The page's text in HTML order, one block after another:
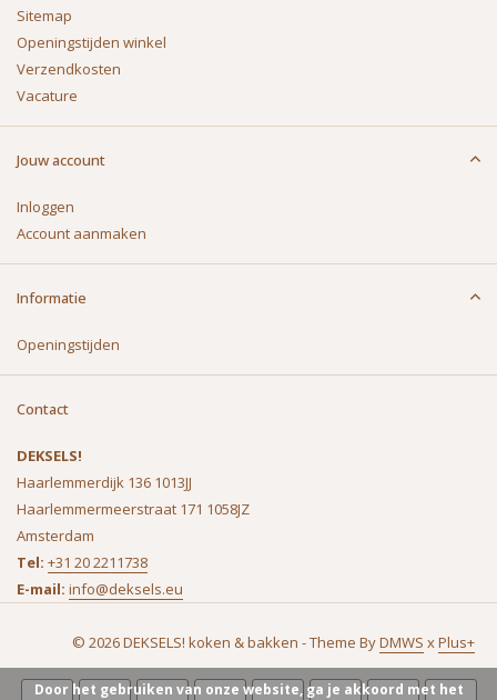
Sitemap
Openingstijden winkel
Verzendkosten
Vacature
Jouw account
Inloggen
Account aanmaken
Informatie
Openingstijden
Contact
DEKSELS!
Haarlemmerdijk 136 1013JJ
Haarlemmermeerstraat 171 1058JZ
Amsterdam
Tel: +31 20 2211738
E-mail: info@deksels.eu
© 2026 DEKSELS! koken & bakken - Theme ByDMWS xPlus+
Door het gebruiken van onze website, ga je akkoord met het